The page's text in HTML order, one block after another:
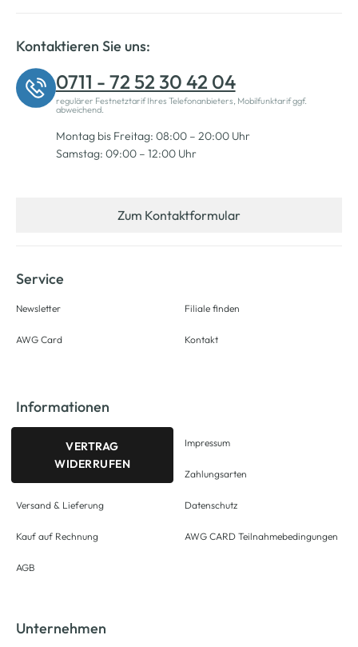
Kontaktieren Sie uns:
0711 - 72 52 30 42 04
regulärer Festnetztarif Ihres Telefonanbieters, Mobilfunktarif ggf.
abweichend.
Montag bis Freitag: 08:00 – 20:00 Uhr
Samstag: 09:00 – 12:00 Uhr
Zum Kontaktformular
Service
Newsletter
AWG Card
Filiale finden
Kontakt
Informationen
VERTRAG
WIDERRUFEN
Versand & Lieferung
Kauf auf Rechnung
AGB
Impressum
Zahlungsarten
Datenschutz
AWG CARD Teilnahmebedingungen
Unternehmen